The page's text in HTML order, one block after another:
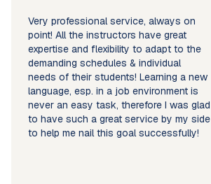
Very professional service, always on
point! All the instructors have great
expertise and flexibility to adapt to the
demanding schedules & individual
needs of their students! Learning a new
language, esp. in a job environment is
never an easy task, therefore I was glad
to have such a great service by my side
to help me nail this goal successfully!